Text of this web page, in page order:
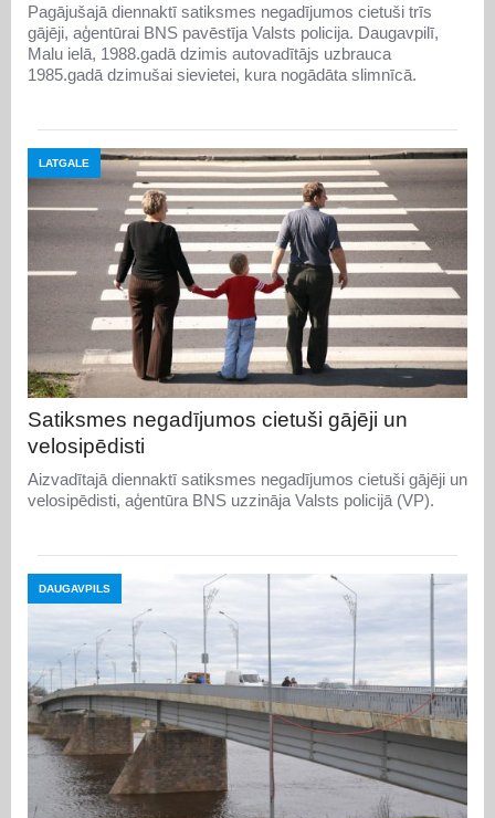
Pagājušajā diennaktī satiksmes negadījumos cietuši trīs
gājēji, aģentūrai BNS pavēstīja Valsts policija. Daugavpilī,
Malu ielā, 1988.gadā dzimis autovadītājs uzbrauca
1985.gadā dzimušai sievietei, kura nogādāta slimnīcā.
LATGALE
Satiksmes negadījumos cietuši gājēji un
velosipēdisti
Aizvadītajā diennaktī satiksmes negadījumos cietuši gājēji un
velosipēdisti, aģentūra BNS uzzināja Valsts policijā (VP).
DAUGAVPILS